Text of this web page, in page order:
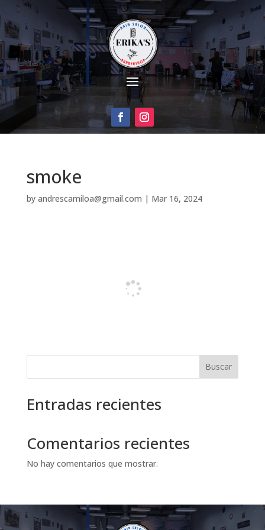
smoke
by andrescamiloa@gmail.com | Mar 16, 2024
Buscar
Entradas recientes
Comentarios recientes
No hay comentarios que mostrar.